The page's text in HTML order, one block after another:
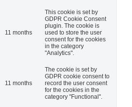
11 months
This cookie is set by
GDPR Cookie Consent
plugin. The cookie is
used to store the user
consent for the cookies
in the category
"Analytics".
11 months
The cookie is set by
GDPR cookie consent to
record the user consent
for the cookies in the
category "Functional".